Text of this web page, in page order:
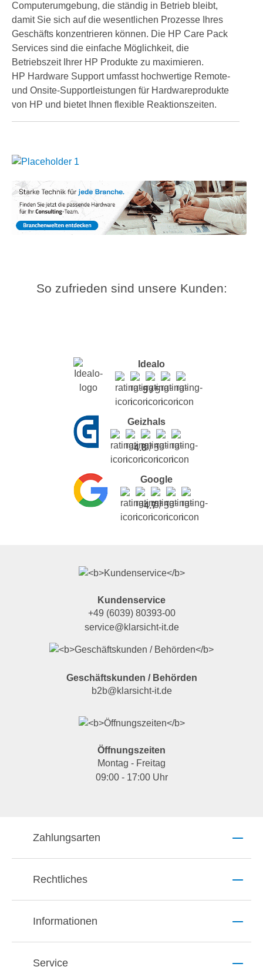
Computerumgebung, die ständig in Betrieb bleibt,
damit Sie sich auf die wesentlichen Prozesse Ihres
Geschäfts konzentrieren können. Die HP Care Pack
Services sind die einfache Möglichkeit, die
Betriebszeit Ihrer HP Produkte zu maximieren.
HP Hardware Support umfasst hochwertige Remote-
und Onsite-Supportleistungen für Hardwareprodukte
von HP und bietet Ihnen flexible Reaktionszeiten.
So zufrieden sind unsere Kunden:
Idealo
5/ 5
Geizhals
4.8/ 5
Google
4.7/ 5
Kundenservice
+49 (6039) 80393-00
service@klarsicht-it.de
Geschäftskunden / Behörden
b2b@klarsicht-it.de
Öffnungszeiten
Montag - Freitag
09:00 - 17:00 Uhr
Zahlungsarten
Rechtliches
Informationen
Service